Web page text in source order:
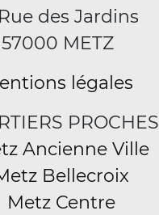
des Jardins
57000 METZ
légales
PROCHES
Ancienne Ville
Bellecroix
Metz Centre